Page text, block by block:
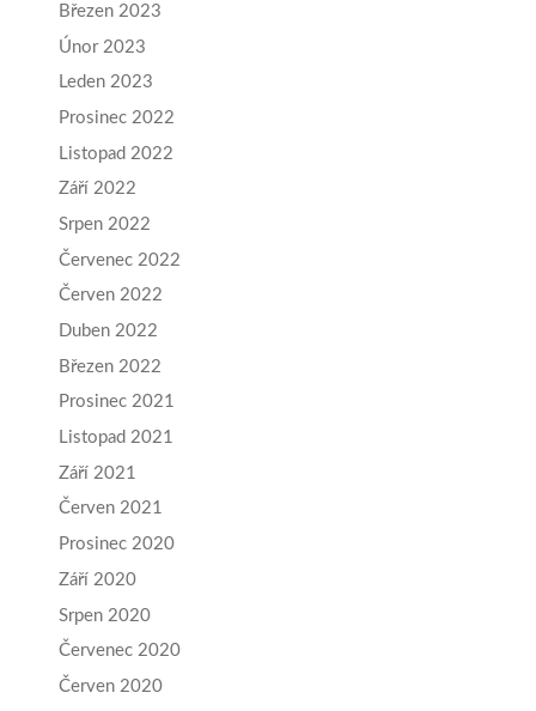
Březen 2023
Únor 2023
Leden 2023
Prosinec 2022
Listopad 2022
Září 2022
Srpen 2022
Červenec 2022
Červen 2022
Duben 2022
Březen 2022
Prosinec 2021
Listopad 2021
Září 2021
Červen 2021
Prosinec 2020
Září 2020
Srpen 2020
Červenec 2020
Červen 2020